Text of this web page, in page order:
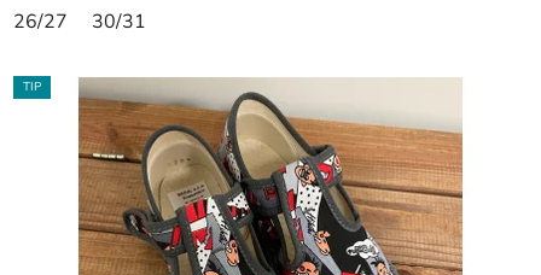
26/27 30/31
TIP